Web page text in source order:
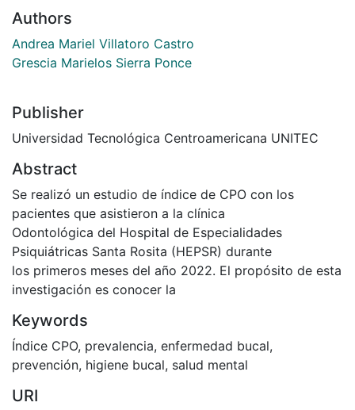
Authors
Andrea Mariel Villatoro Castro
Grescia Marielos Sierra Ponce
Publisher
Universidad Tecnológica Centroamericana UNITEC
Abstract
Se realizó un estudio de índice de CPO con los
pacientes que asistieron a la clínica
Odontológica del Hospital de Especialidades
Psiquiátricas Santa Rosita (HEPSR) durante
los primeros meses del año 2022. El propósito de esta
investigación es conocer la
Keywords
Índice CPO, prevalencia, enfermedad bucal,
prevención, higiene bucal, salud mental
URI